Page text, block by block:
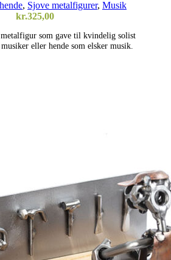
, Sjove metalfigurer, Musik
kr.325,00
som gave til kvindelig solist
eller hende som elsker musik.